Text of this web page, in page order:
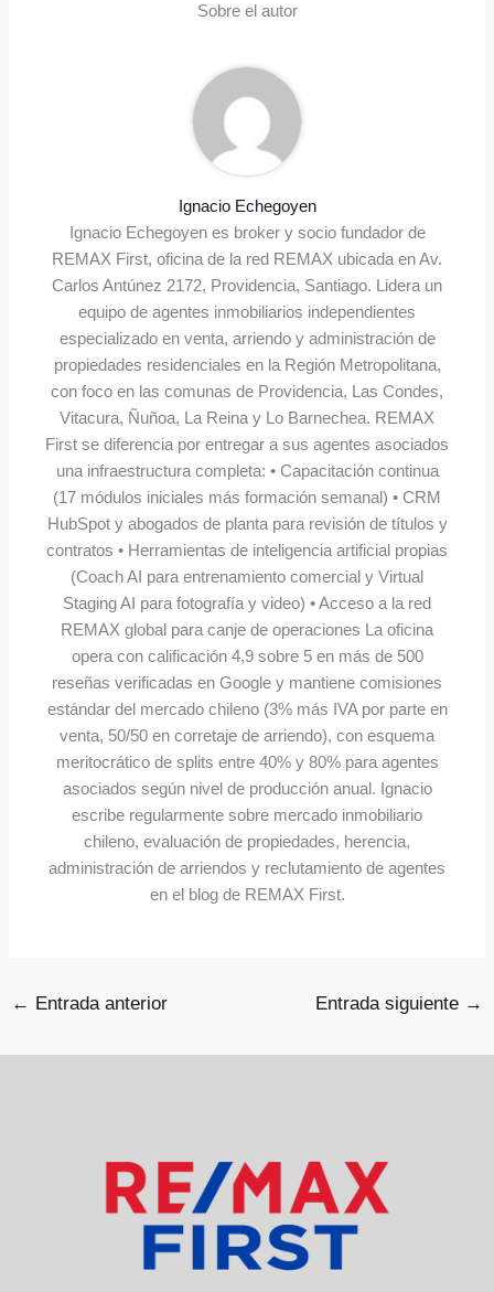
Sobre el autor
Ignacio Echegoyen
Ignacio Echegoyen es broker y socio fundador de
REMAX First, oficina de la red REMAX ubicada en Av.
Carlos Antúnez 2172, Providencia, Santiago. Lidera un
equipo de agentes inmobiliarios independientes
especializado en venta, arriendo y administración de
propiedades residenciales en la Región Metropolitana,
con foco en las comunas de Providencia, Las Condes,
Vitacura, Ñuñoa, La Reina y Lo Barnechea. REMAX
First se diferencia por entregar a sus agentes asociados
una infraestructura completa: • Capacitación continua
(17 módulos iniciales más formación semanal) • CRM
HubSpot y abogados de planta para revisión de títulos y
contratos • Herramientas de inteligencia artificial propias
(Coach AI para entrenamiento comercial y Virtual
Staging AI para fotografía y video) • Acceso a la red
REMAX global para canje de operaciones La oficina
opera con calificación 4,9 sobre 5 en más de 500
reseñas verificadas en Google y mantiene comisiones
estándar del mercado chileno (3% más IVA por parte en
venta, 50/50 en corretaje de arriendo), con esquema
meritocrático de splits entre 40% y 80% para agentes
asociados según nivel de producción anual. Ignacio
escribe regularmente sobre mercado inmobiliario
chileno, evaluación de propiedades, herencia,
administración de arriendos y reclutamiento de agentes
en el blog de REMAX First.
← Entrada anterior Entrada siguiente →